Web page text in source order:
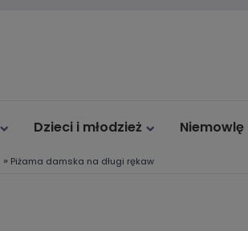
Dzieci i młodzież Niemowlę
» Piżama damska na długi rękaw